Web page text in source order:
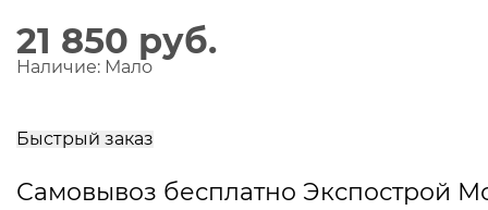
21 850 руб.
Наличие: Мало
Быстрый заказ
Самовывоз бесплатно Экспострой